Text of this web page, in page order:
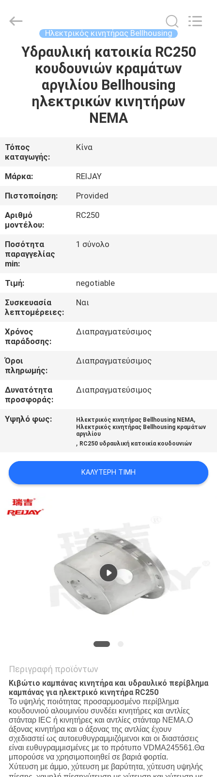
ΣΠΊΤΙ
ΠΡΟΪΌΝΤΑ
ΒΊΝΤΕΟ
ΠΕΡΊΠΟΥ
ΕΜΕΊΣ
ΓΎΡΟΣ
ΕΡΓΟΣΤΑΣΊΩΝ
ΠΟΙΟΤΙΚΌΣ
ΈΛΕΓΧΟΣ
ΕΠΑΦΉ
ΗΠΑ
ΕΙΔΉΣΕΙΣ
ΖΗΤΉΣΤΕ
ΑΠΌΣΠΑΣΜΑ
SITEMAP
PRIVACY
Tech
Ηλεκτρικός κινητήρας Bellhousing
Υδραυλική κατοικία RC250
κουδουνιών κραμάτων
αργιλίου Bellhousing
ηλεκτρικών κινητήρων
NEMA
Τόπος
καταγωγής:
Κίνα
Μάρκα:
REIJAY
Πιστοποίηση:
Provided
Αριθμό
μοντέλου:
RC250
Ποσότητα
παραγγελίας
min:
1 σύνολο
Τιμή:
negotiable
Συσκευασία
λεπτομέρειες:
Ναι
Χρόνος
παράδοσης:
Διαπραγματεύσιμος
Όροι
πληρωμής:
Διαπραγματεύσιμος
Δυνατότητα
προσφοράς:
Διαπραγματεύσιμος
Υψηλό φως: Ηλεκτρικός κινητήρας Bellhousing NEMA,
Ηλεκτρικός κινητήρας Bellhousing κραμάτων
αργιλίου
, RC250 υδραυλική κατοικία κουδουνιών
ΚΑΛΎΤΕΡΗ ΤΙΜΉ
Περιγραφή προϊόντων
Κιβώτιο καμπάνας κινητήρα και υδραυλικό περίβλημα
καμπάνας για ηλεκτρικό κινητήρα RC250
Το υψηλής ποιότητας προσαρμοσμένο περίβλημα
κουδουνιού αλουμινίου συνδέει κινητήρες και αντλίες
στάνταρ IEC ή κινητήρες και αντλίες στάνταρ NEMA.Ο
άξονας κινητήρα και ο άξονας της αντλίας έχουν
σχεδιαστεί ως αυτοευθυγραμμιζόμενοι και οι διαστάσεις
είναι ευθυγραμμισμένες με το πρότυπο VDMA245561.Θα
μπορούσε να χρησιμοποιηθεί σε βαριά φορτία.
Χύτευση με άμμο, χύτευση με βαρύτητα, χύτευση υψηλής